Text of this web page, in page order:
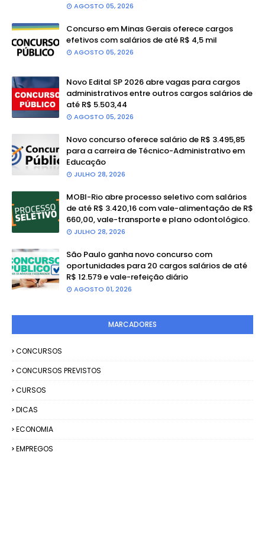
AGOSTO 05, 2026
Concurso em Minas Gerais oferece cargos
efetivos com salários de até R$ 4,5 mil
AGOSTO 05, 2026
Novo Edital SP 2026 abre vagas para cargos
administrativos entre outros cargos salários de
até R$ 5.503,44
AGOSTO 05, 2026
Novo concurso oferece salário de R$ 3.495,85
para a carreira de Técnico-Administrativo em
Educação
JULHO 28, 2026
MOBI-Rio abre processo seletivo com salários
de até R$ 3.420,16 com vale-alimentação de R$
660,00, vale-transporte e plano odontológico.
JULHO 28, 2026
São Paulo ganha novo concurso com
oportunidades para 20 cargos salários de até
R$ 12.579 e vale-refeição diário
AGOSTO 01, 2026
MARCADORES
CONCURSOS
CONCURSOS PREVISTOS
CURSOS
DICAS
ECONOMIA
EMPREGOS